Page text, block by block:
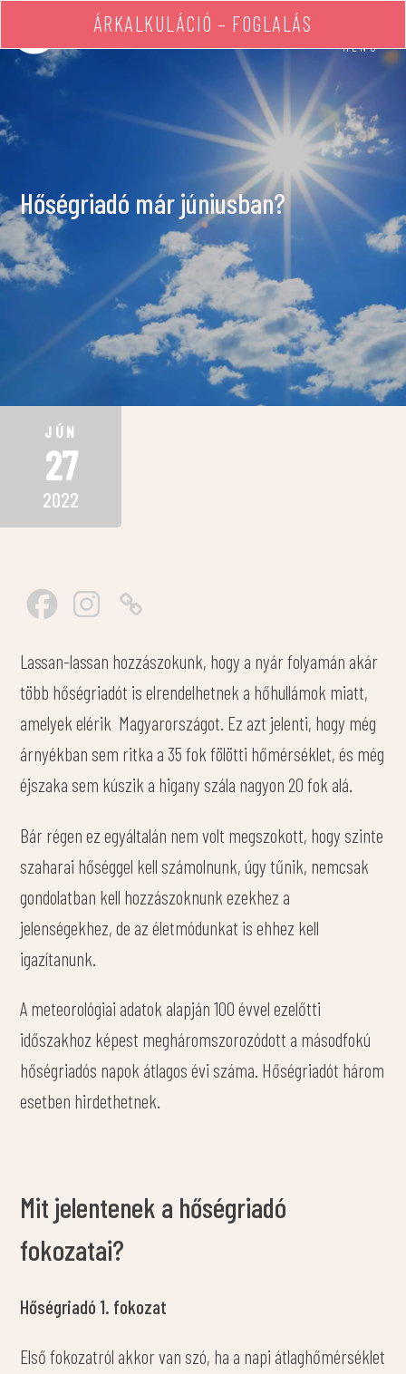
MENÜ
ÁRKALKULÁCIÓ – FOGLALÁS
Hőségriadó már júniusban?
JÚN
27
2022
Lassan-lassan hozzászokunk, hogy a nyár folyamán akár
több hőségriadót is elrendelhetnek a hőhullámok miatt,
amelyek elérik Magyarországot. Ez azt jelenti, hogy még
árnyékban sem ritka a 35 fok fölötti hőmérséklet, és még
éjszaka sem kúszik a higany szála nagyon 20 fok alá.
Bár régen ez egyáltalán nem volt megszokott, hogy szinte
szaharai hőséggel kell számolnunk, úgy tűnik, nemcsak
gondolatban kell hozzászoknunk ezekhez a
jelenségekhez, de az életmódunkat is ehhez kell
igazítanunk.
A meteorológiai adatok alapján 100 évvel ezelőtti
időszakhoz képest megháromszorozódott a másodfokú
hőségriadós napok átlagos évi száma. Hőségriadót három
esetben hirdethetnek.
Mit jelentenek a hőségriadó
fokozatai?
Hőségriadó 1. fokozat
Első fokozatról akkor van szó, ha a napi átlaghőmérséklet